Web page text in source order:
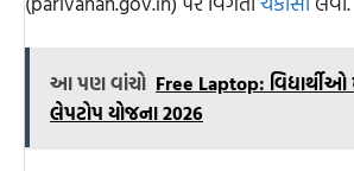
આ પણ વાંચો Free Laptop: વિદ્યાર્થીઓ
લેપટોપ યોજના 2026